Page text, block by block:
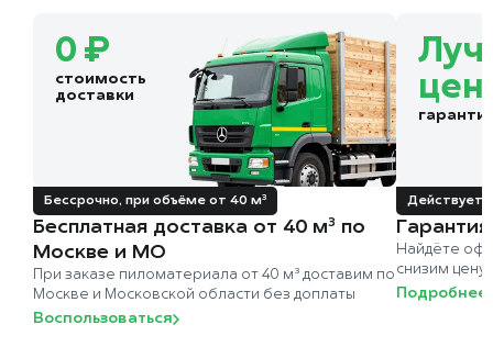
0 ₽
стоимость
доставки
Бессрочно, при объёме от 40 м³
Бесплатная доставка от 40 м³ по
Москве и МО
При заказе пиломатериала от 40 м³ доставим по
Москве и Московской области без доплаты
Воспользоваться
Действует
Найдёте
снизим
Подробнее